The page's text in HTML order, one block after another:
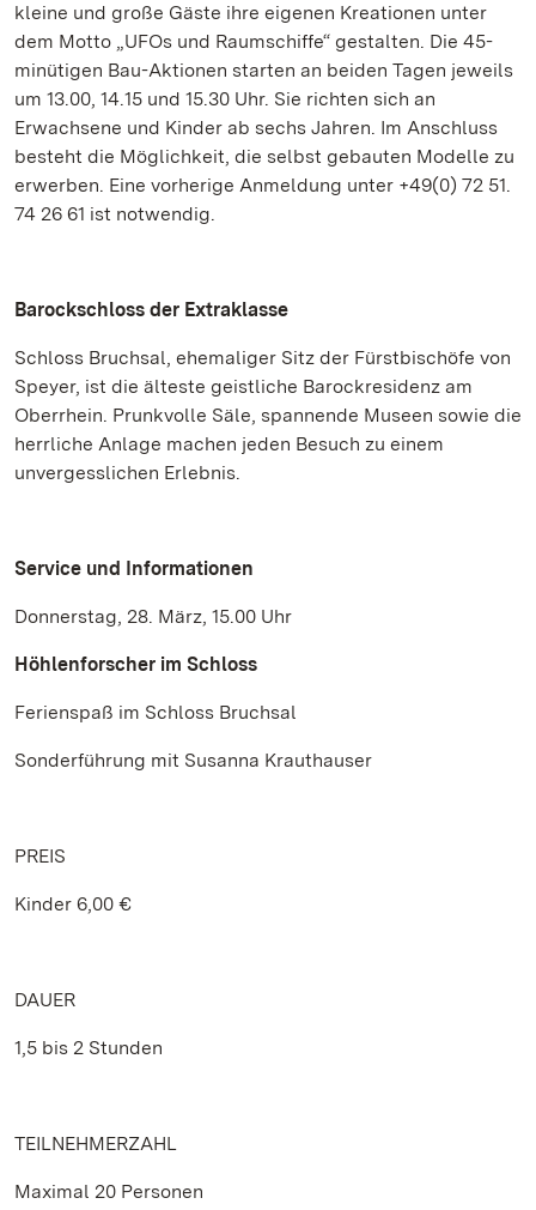
kleine und große Gäste ihre eigenen Kreationen unter
dem Motto „UFOs und Raumschiffe“ gestalten. Die 45-
minütigen Bau-Aktionen starten an beiden Tagen jeweils
um 13.00, 14.15 und 15.30 Uhr. Sie richten sich an
Erwachsene und Kinder ab sechs Jahren. Im Anschluss
besteht die Möglichkeit, die selbst gebauten Modelle zu
erwerben. Eine vorherige Anmeldung unter +49(0) 72 51.
74 26 61 ist notwendig.
Barockschloss der Extraklasse
Schloss Bruchsal, ehemaliger Sitz der Fürstbischöfe von
Speyer, ist die älteste geistliche Barockresidenz am
Oberrhein. Prunkvolle Säle, spannende Museen sowie die
herrliche Anlage machen jeden Besuch zu einem
unvergesslichen Erlebnis.
Service und Informationen
Donnerstag, 28. März, 15.00 Uhr
Höhlenforscher im Schloss
Ferienspaß im Schloss Bruchsal
Sonderführung mit Susanna Krauthauser
PREIS
Kinder 6,00 €
DAUER
1,5 bis 2 Stunden
TEILNEHMERZAHL
Maximal 20 Personen